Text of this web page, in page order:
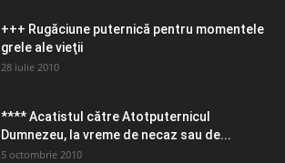
+++ Rugăciune puternică pentru momentele
grele ale vieţii
28 iulie 2010
**** Acatistul către Atotputernicul
Dumnezeu, la vreme de necaz sau de...
5 octombrie 2010